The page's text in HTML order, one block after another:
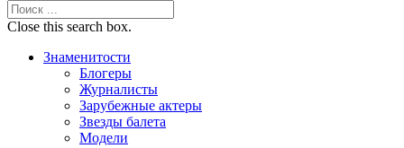
Close this search box.
Знаменитости
Блогеры
Журналисты
Зарубежные актеры
Звезды балета
Модели